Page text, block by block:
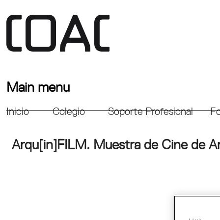
Main menu
Inicio Colegio Soporte Profesional
Arqu[in]FILM. Muestra de Cine de